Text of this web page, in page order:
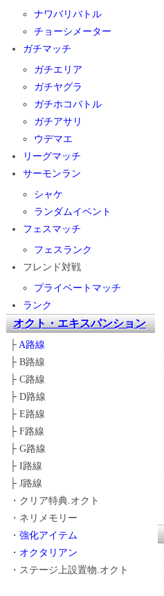
ナワバリバトル
チョーシメーター
ガチマッチ
ガチエリア
ガチヤグラ
ガチホコバトル
ガチアサリ
ウデマエ
リーグマッチ
サーモンラン
シャケ
ランダムイベント
フェスマッチ
フェスランク
フレンド対戦
プライベートマッチ
ランク
オクト・エキスパンション
├ A路線
├ B路線
├ C路線
├ D路線
├ E路線
├ F路線
├ G路線
├ I路線
├ J路線
・クリア特典.オクト
・ネリメモリー
・ 強化アイテム
・ オクタリアン
・ステージ上設置物.オクト